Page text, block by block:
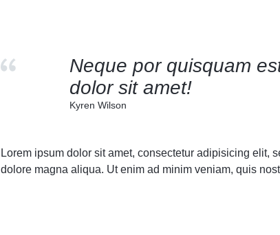
Neque por quisquam
dolor sit amet!
Kyren Wilson
Lorem ipsum dolor sit amet, consectetur adipisicing elit,
dolore magna aliqua. Ut enim ad minim veniam, quis